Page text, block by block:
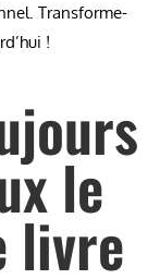
Transforme-
!
le
livre